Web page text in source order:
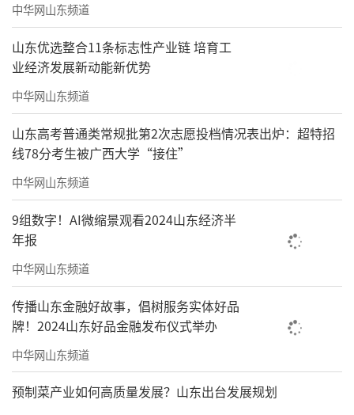
中华网山东频道
山东优选整合11条标志性产业链 培育工
业经济发展新动能新优势
中华网山东频道
山东高考普通类常规批第2次志愿投档情况表出炉：超特招
线78分考生被广西大学“接住”
中华网山东频道
9组数字！AI微缩景观看2024山东经济半
年报
中华网山东频道
传播山东金融好故事，倡树服务实体好品
牌！2024山东好品金融发布仪式举办
中华网山东频道
预制菜产业如何高质量发展？山东出台发展规划